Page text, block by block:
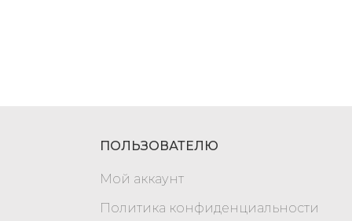
ПОЛЬЗОВАТЕЛЮ
Мой аккаунт
Политика конфиденциальности